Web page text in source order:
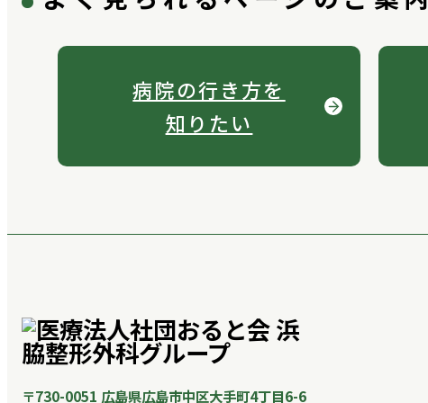
病院の行き方を
知りたい
〒730-0051 広島県広島市中区大手町4丁目6-6